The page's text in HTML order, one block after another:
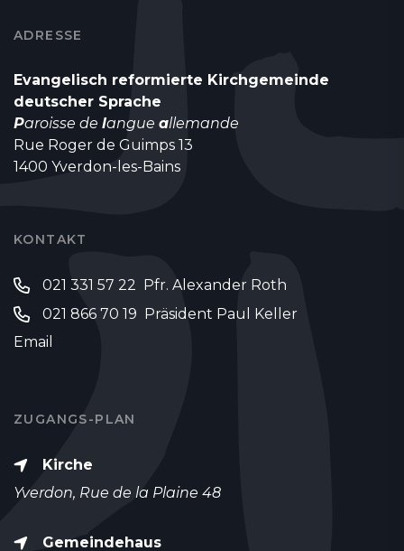
ADRESSE
Evangelisch reformierte Kirchgemeinde
deutscher Sprache
Paroisse de langue allemande
Rue Roger de Guimps 13
1400 Yverdon-les-Bains
KONTAKT
021 331 57 22 Pfr. Alexander Roth
021 866 70 19 Präsident Paul Keller
Email
ZUGANGS-PLAN
Kirche
Yverdon, Rue de la Plaine 48
Gemeindehaus